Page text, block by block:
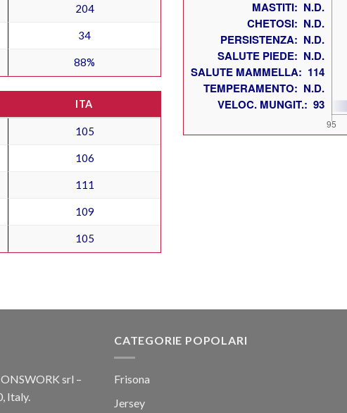
204
34
88%
ITA
105
106
111
109
105
srl –
Italy.
CATEGORIE POPOLARI
Frisona
Jersey